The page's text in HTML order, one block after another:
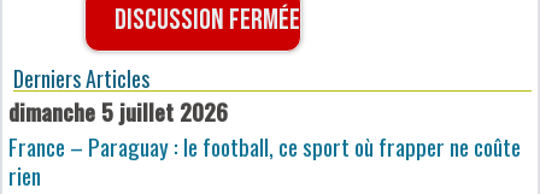
Discussion fermée
Derniers Articles
dimanche 5 juillet 2026
France – Paraguay : le football, ce sport où frapper ne coûte
rien